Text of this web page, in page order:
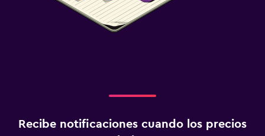
Recibe notificaciones cuando los precios